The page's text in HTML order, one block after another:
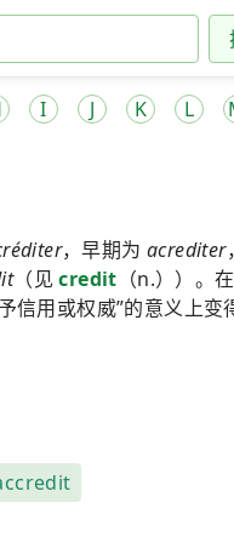
I J K L
，早期为 acrediter
（见credit （n.））。
用或权威”的意义上变